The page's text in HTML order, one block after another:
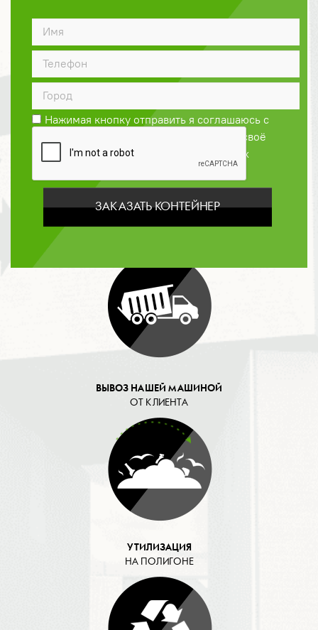
ВЫВОЗ НАШЕЙ МАШИНОЙ
ОТ КЛИЕНТА
УТИЛИЗАЦИЯ
НА ПОЛИГОНЕ
Нажимая кнопку отправить я соглашаюсь с
и даю своё
согласие на обработку персональных
ЗАКАЗАТЬ КОНТЕЙНЕР